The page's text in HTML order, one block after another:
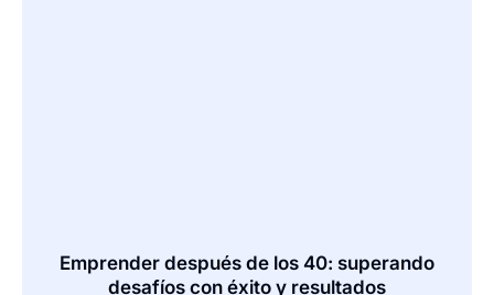
Emprender después de los 40: superando
desafíos con éxito y resultados